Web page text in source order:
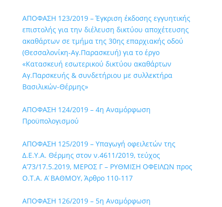
ΑΠΟΦΑΣΗ 123/2019 – Έγκριση έκδοσης εγγυητικής
επιστολής για την διέλευση δικτύου αποχέτευσης
ακαθάρτων σε τμήμα της 30ης επαρχιακής οδού
(Θεσσαλονίκη-Αγ.Παρασκευή) για το έργο
«Κατασκευή εσωτερικού δικτύου ακαθάρτων
Αγ.Παρσκευής & συνδετήριου με συλλεκτήρα
Βασιλικών-Θέρμης»
ΑΠΟΦΑΣΗ 124/2019 – 4η Αναμόρφωση
Προϋπολογισμού
ΑΠΟΦΑΣΗ 125/2019 – Υπαγωγή οφειλετών της
Δ.Ε.Υ.Α. Θέρμης στον ν.4611/2019, τεύχος
Α’73/17.5.2019, ΜΕΡΟΣ Γ – ΡΥΘΜΙΣΗ ΟΦΕΙΛΩΝ προς
Ο.Τ.Α. Α ́ΒΑΘΜΟΥ, Άρθρο 110-117
ΑΠΟΦΑΣΗ 126/2019 – 5η Αναμόρφωση